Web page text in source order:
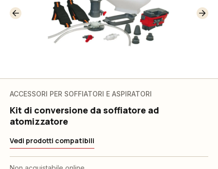
ACCESSORI PER SOFFIATORI E ASPIRATORI
Kit di conversione da soffiatore ad
atomizzatore
Vedi prodotti compatibili